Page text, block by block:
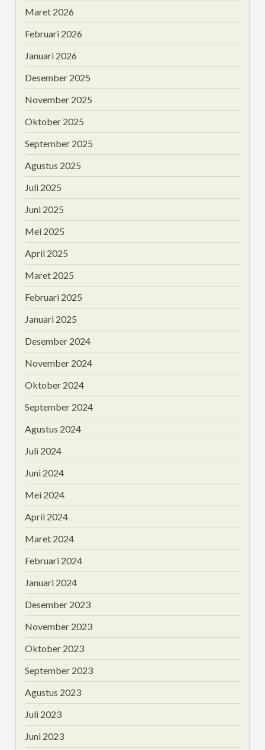
Maret 2026
Februari 2026
Januari 2026
Desember 2025
November 2025
Oktober 2025
September 2025
Agustus 2025
Juli 2025
Juni 2025
Mei 2025
April 2025
Maret 2025
Februari 2025
Januari 2025
Desember 2024
November 2024
Oktober 2024
September 2024
Agustus 2024
Juli 2024
Juni 2024
Mei 2024
April 2024
Maret 2024
Februari 2024
Januari 2024
Desember 2023
November 2023
Oktober 2023
September 2023
Agustus 2023
Juli 2023
Juni 2023